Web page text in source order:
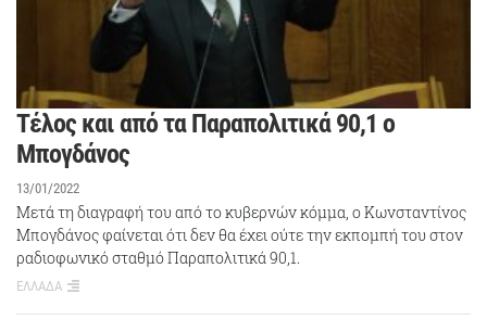
Τέλος και από τα Παραπολιτικά 90,1 ο
Μπογδάνος
13/01/2022
Μετά τη διαγραφή του από το κυβερνών κόμμα, ο Κωνσταντίνος
Μπογδάνος φαίνεται ότι δεν θα έχει ούτε την εκπομπή του στον
ραδιοφωνικό σταθμό Παραπολιτικά 90,1.
ΕΛΛΑΔΑ